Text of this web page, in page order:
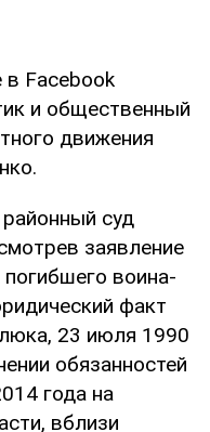
в Facebook
и общественный
движения
суд
заявление
воина-
факт
23 июля 1990
обязанностей
года на
вблизи